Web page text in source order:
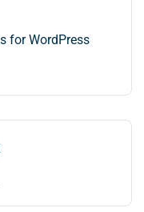
for WordPress